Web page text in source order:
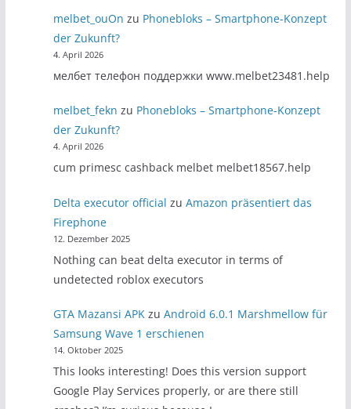
melbet_ouOn zu Phonebloks – Smartphone-Konzept
der Zukunft?
4. April 2026
мелбет телефон поддержки www.melbet23481.help
melbet_fekn zu Phonebloks – Smartphone-Konzept
der Zukunft?
4. April 2026
cum primesc cashback melbet melbet18567.help
Delta executor official zuAmazon präsentiert das
Firephone
12. Dezember 2025
Nothing can beat delta executor in terms of
undetected roblox executors
GTA Mazansi APK zuAndroid 6.0.1 Marshmellow für
Samsung Wave 1 erschienen
14. Oktober 2025
This looks interesting! Does this version support
Google Play Services properly, or are there still